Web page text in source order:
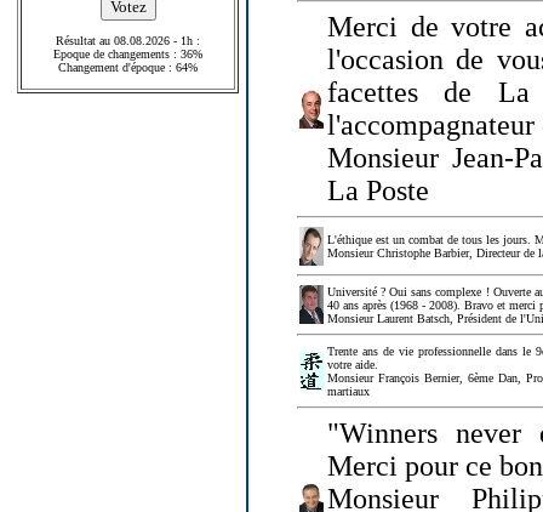
Résultat au 08.08.2026 - 1h :
Epoque de changements : 36%
Changement d'époque : 64%
Merci de votre
l'occasion de
facettes de
Monsieur Jean-
La Poste
L'éthique est un combat de tous les jours.
Monsieur Christophe Barbier, Directeur de
Université ? Oui sans complexe ! Ouverte
40 ans après (1968 - 2008). Bravo et merci
Monsieur Laurent Batsch, Président de
Trente ans de vie professionnelle dans le
votre aide.
Monsieur François Bernier, 6ème Dan,
martiaux
"Winners
Merci pour ce
Monsieur